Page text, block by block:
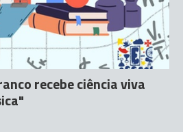
recebe ciência viva